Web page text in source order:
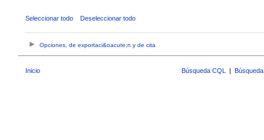
Seleccionar todo Deseleccionar todo
Opciones, de exportaci&oacute;n y de cita
Inicio Búsqueda CQL |